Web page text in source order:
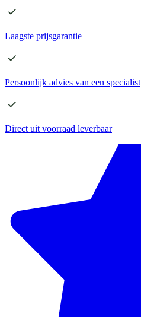
Laagste prijsgarantie
Persoonlijk advies van een specialist
Direct uit voorraad leverbaar